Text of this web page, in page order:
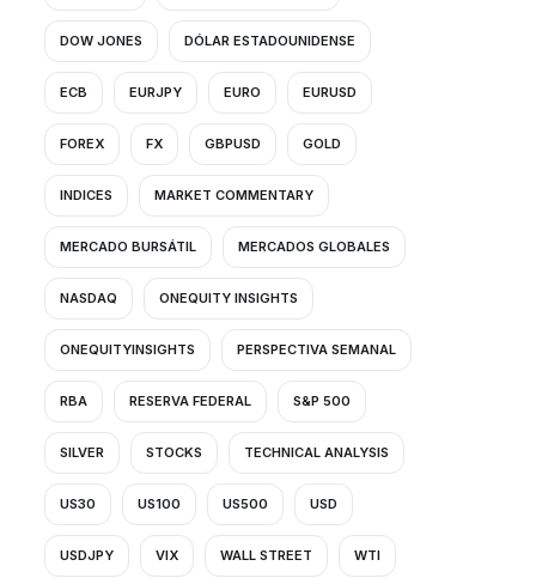
DOW JONES DÓLAR ESTADOUNIDENSE
ECB EURJPY EURO EURUSD
FOREX FX GBPUSD GOLD
INDICES MARKET COMMENTARY
MERCADO BURSÁTIL MERCADOS GLOBALES
NASDAQ ONEQUITY INSIGHTS
ONEQUITYINSIGHTS PERSPECTIVA SEMANAL
RBA RESERVA FEDERAL S&P 500
SILVER STOCKS TECHNICAL ANALYSIS
US30 US100 US500 USD
USDJPY VIX WALL STREET WTI